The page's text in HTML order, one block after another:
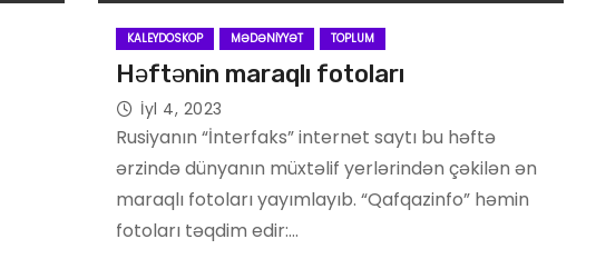
KALEYDOSKOP MƏDƏNIYYƏT TOPLUM
Həftənin maraqlı fotoları
İyl 4, 2023
Rusiyanın “İnterfaks” internet saytı bu həftə
ərzində dünyanın müxtəlif yerlərindən çəkilən ən
maraqlı fotoları yayımlayıb. “Qafqazinfo” həmin
fotoları təqdim edir:…